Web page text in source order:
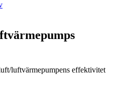
luftvärmepumpens effektivitet